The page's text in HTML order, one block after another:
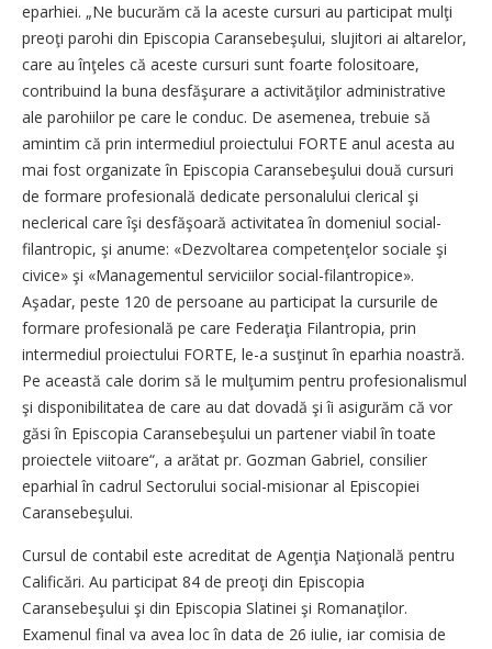
eparhiei. „Ne bucurăm că la aceste cursuri au participat mulţi
preoţi parohi din Episcopia Caransebeşului, slujitori ai altarelor,
care au înţeles că aceste cursuri sunt foarte folositoare,
contribuind la buna desfăşurare a activităţilor administrative
ale parohiilor pe care le conduc. De asemenea, trebuie să
amintim că prin intermediul proiectului FORTE anul acesta au
mai fost organizate în Episcopia Caransebeşului două cursuri
de formare profesională dedicate personalului clerical şi
neclerical care îşi desfăşoară activitatea în domeniul social-
filantropic, şi anume: «Dezvoltarea competenţelor sociale şi
civice» şi «Managementul serviciilor social-filantropice».
Aşadar, peste 120 de persoane au participat la cursurile de
formare profesională pe care Federaţia Filantropia, prin
intermediul proiectului FORTE, le-a susţinut în eparhia noastră.
Pe această cale dorim să le mulţumim pentru profesionalismul
şi disponibilitatea de care au dat dovadă şi îi asigurăm că vor
găsi în Episcopia Caransebeşului un partener viabil în toate
proiectele viitoare“, a arătat pr. Gozman Gabriel, consilier
eparhial în cadrul Sectorului social-misionar al Episcopiei
Caransebeşului.
Cursul de contabil este acreditat de Agenţia Naţională pentru
Calificări. Au participat 84 de preoţi din Episcopia
Caransebeşului şi din Episcopia Slatinei şi Romanaţilor.
Examenul final va avea loc în data de 26 iulie, iar comisia de